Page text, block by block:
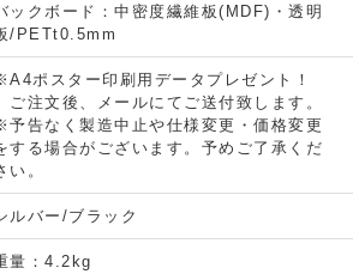
ックボード：中密度繊維板(MDF)・透明
/PETt0.5mm
ポスター印刷用データプレゼント！
ご注文後、メールにてご送付致します。
予告なく製造中止や仕様変更・価格変更
する場合がございます。予めご了承くだ
い。
ルバー/ブラック
量：4.2kg